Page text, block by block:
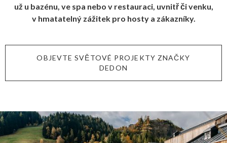
už u bazénu, ve spa nebo v restauraci, uvnitř či venku,
v hmatatelný zážitek pro hosty a zákazníky.
OBJEVTE SVĚTOVÉ PROJEKTY ZNAČKY
DEDON